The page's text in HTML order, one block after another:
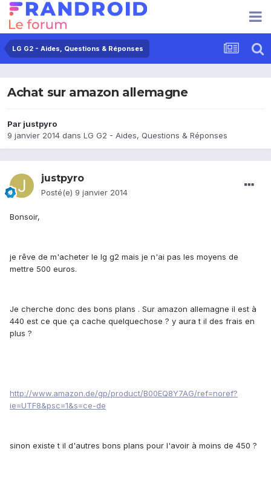
LG G2 - Aides, Questions & Réponses
Achat sur amazon allemagne
Par justpyro
9 janvier 2014 dans LG G2 - Aides, Questions & Réponses
justpyro
Posté(e) 9 janvier 2014
Bonsoir,
je rêve de m'acheter le lg g2 mais je n'ai pas les moyens de
mettre 500 euros.
Je cherche donc des bons plans . Sur amazon allemagne il est à
440 est ce que ça cache quelquechose ? y aura t il des frais en
plus ?
http://www.amazon.de/gp/product/B00EQ8Y7AG/ref=noref?
ie=UTF8&psc=1&s=ce-de
sinon existe t il d'autres bons plans pour l'avoir à moins de 450 ?